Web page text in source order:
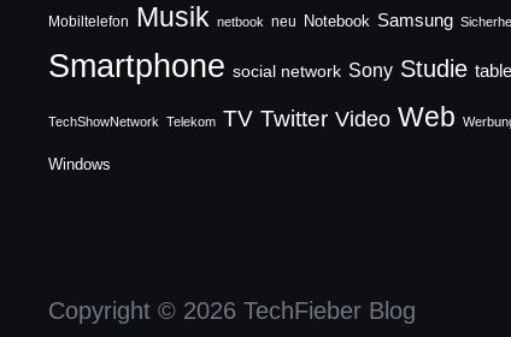
Mobiltelefon Musik netbook neu Notebook Samsung
Smartphone social network Sony Studie
TechShowNetwork Telekom TV Twitter Video Web
Windows
Copyright © 2026 TechFieber Blog